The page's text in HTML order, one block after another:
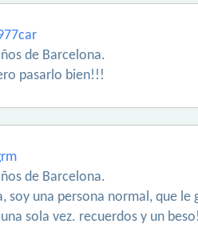
de Barcelona.
pasarlo bien!!!
de Barcelona.
soy una persona normal, que
sola vez. recuerdos y un